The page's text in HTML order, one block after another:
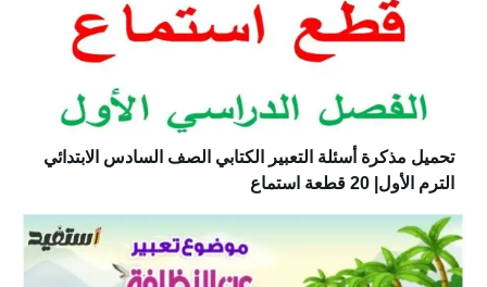
تحميل مذكرة أسئلة التعبير الكتابي الصف السادس الابتدائي
الترم الأول| 20 قطعة استماع